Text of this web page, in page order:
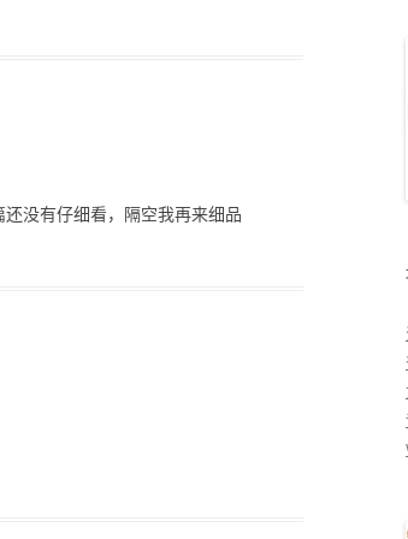
没有仔细看，隔空我再来细品